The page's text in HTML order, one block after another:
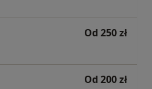
Od 250 zł
Od 200 zł